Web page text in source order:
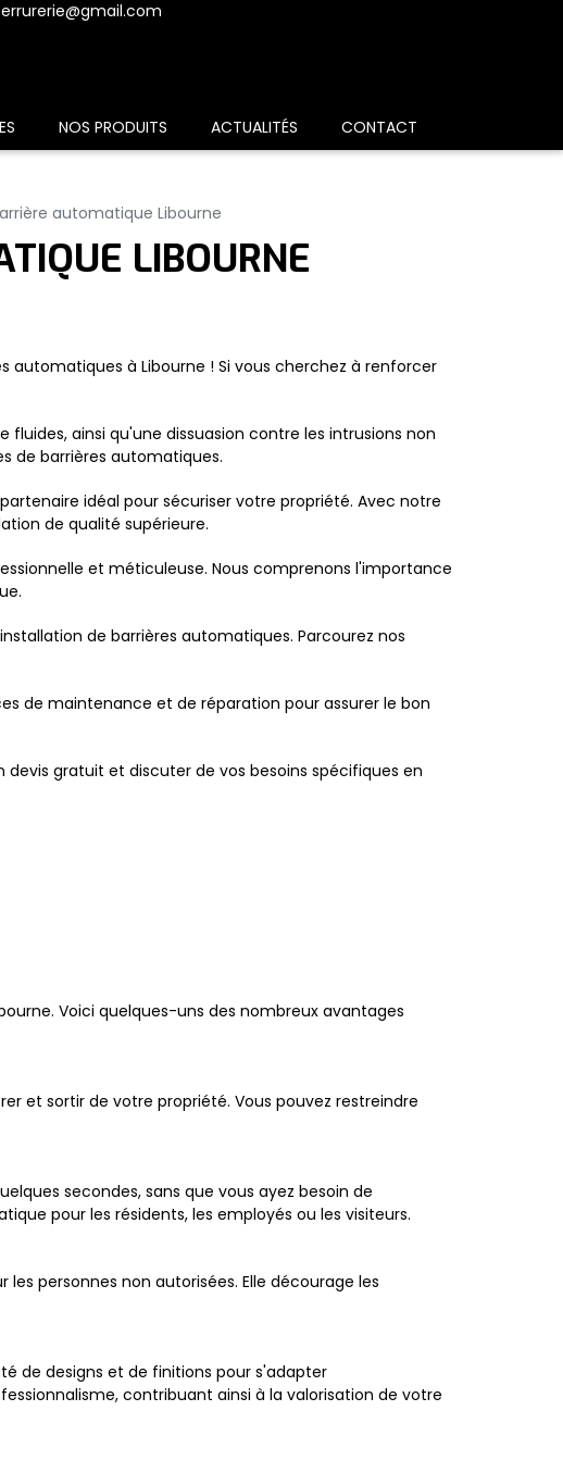
NOS PRODUITS ACTUALITÉS CONTACT
automatique Libourne
LIBOURNE
automatiques à Libourne ! Si vous cherchez à renforcer
ainsi qu'une dissuasion contre les intrusions non
de barrières automatiques.
idéal pour sécuriser votre propriété. Avec notre
de qualité supérieure.
et méticuleuse. Nous comprenons l'importance
de barrières automatiques. Parcourez nos
de maintenance et de réparation pour assurer le bon
devis gratuit et discuter de vos besoins spécifiques en
Voici quelques-uns des nombreux avantages
et sortir de votre propriété. Vous pouvez restreindre
secondes, sans que vous ayez besoin de
pour les résidents, les employés ou les visiteurs.
personnes non autorisées. Elle décourage les
de designs et de finitions pour s'adapter
contribuant ainsi à la valorisation de votre